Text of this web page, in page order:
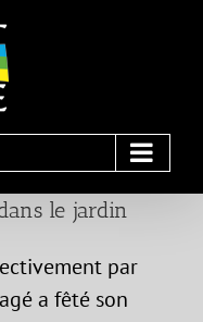
le jardin
par
a fêté son